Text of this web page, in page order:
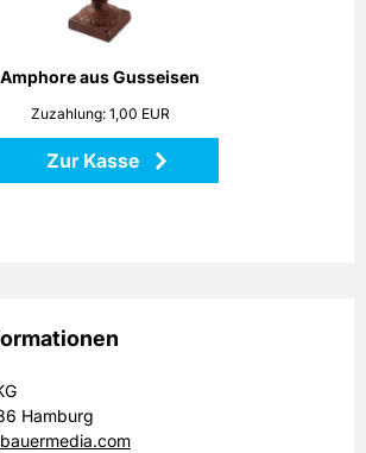
Amphore aus Gusseisen
Zuzahlung: 1,00 EUR
Zur Kasse
Material: Gusseisen
Hamburg